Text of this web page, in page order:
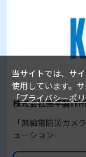
株式会社熊平製作
「無給電防災カメ
ューション
当サイトでは、サ
使用しています。
「プライバシーポ